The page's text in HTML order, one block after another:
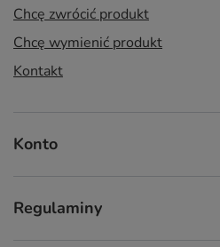
Chcę zwrócić produkt
Chcę wymienić produkt
Kontakt
Konto
Regulaminy